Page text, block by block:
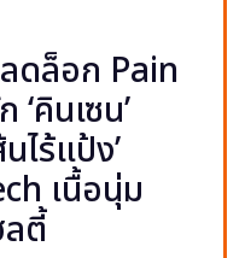
ดล็อก Pain
คินเซน’
ไร้แป้ง’
เนื้อนุ่ม
ตี้